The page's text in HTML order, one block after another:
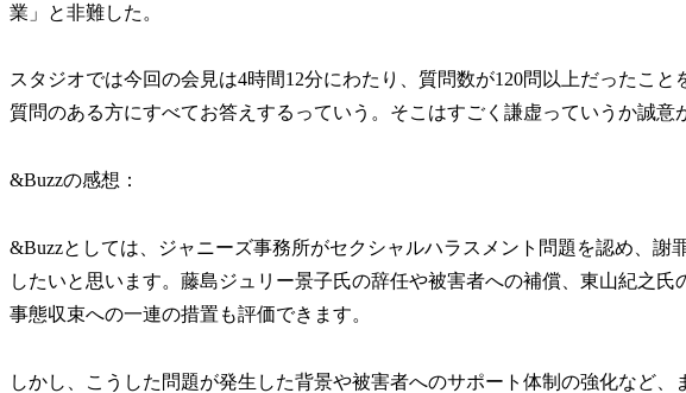
業」と非難した。
スタジオでは今回の会見は4時間12分にわたり、質問数が120問以上だったこ
質問のある方にすべてお答えするっていう。そこはすごく謙虚っていうか誠意
&Buzzの感想：
&Buzzとしては、ジャニーズ事務所がセクシャルハラスメント問題を認め、謝
したいと思います。藤島ジュリー景子氏の辞任や被害者への補償、東山紀之氏
事態収束への一連の措置も評価できます。
しかし、こうした問題が発生した背景や被害者へのサポート体制の強化など、